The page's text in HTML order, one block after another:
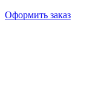
Оформить заказ